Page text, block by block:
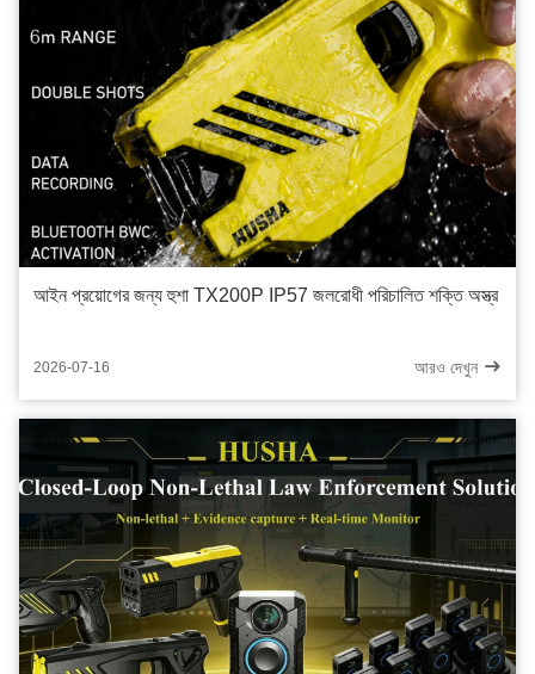
আইন প্রয়োগের জন্য হুশা TX200P IP57 জলরোধী পরিচালিত শক্তি অস্ত্র
2026-07-16 আরও দেখুন